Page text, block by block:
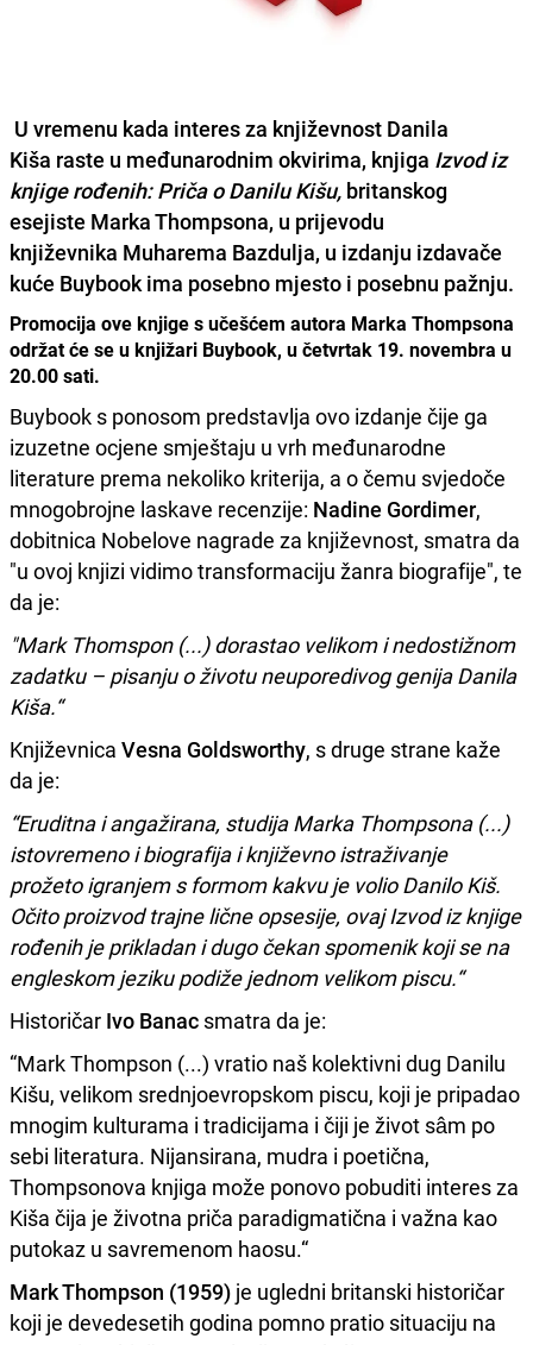
U vremenu kada interes za književnost Danila
Kiša raste u međunarodnim okvirima, knjiga Izvod iz
knjige rođenih: Priča o Danilu Kišu, britanskog
esejiste Marka Thompsona, u prijevodu
književnika Muharema Bazdulja, u izdanju izdavače
kuće Buybook ima posebno mjesto i posebnu pažnju.
Promocija ove knjige s učešćem autora Marka Thompsona
održat će se u knjižari Buybook, u četvrtak 19. novembra u
20.00 sati.
Buybook s ponosom predstavlja ovo izdanje čije ga
izuzetne ocjene smještaju u vrh međunarodne
literature prema nekoliko kriterija, a o čemu svjedoče
mnogobrojne laskave recenzije: Nadine Gordimer,
dobitnica Nobelove nagrade za književnost, smatra da
"u ovoj knjizi vidimo transformaciju žanra biografije", te
da je:
"Mark Thomspon (...) dorastao velikom i nedostižnom
zadatku – pisanju o životu neuporedivog genija Danila
Kiša.“
Književnica Vesna Goldsworthy, s druge strane kaže
da je:
“Eruditna i angažirana, studija Marka Thompsona (...)
istovremeno i biografija i književno istraživanje
prožeto igranjem s formom kakvu je volio Danilo Kiš.
Očito proizvod trajne lične opsesije, ovaj Izvod iz knjige
rođenih je prikladan i dugo čekan spomenik koji se na
engleskom jeziku podiže jednom velikom piscu.“
Historičar Ivo Banac smatra da je:
“Mark Thompson (...) vratio naš kolektivni dug Danilu
Kišu, velikom srednjoevropskom piscu, koji je pripadao
mnogim kulturama i tradicijama i čiji je život sâm po
sebi literatura. Nijansirana, mudra i poetična,
Thompsonova knjiga može ponovo pobuditi interes za
Kiša čija je životna priča paradigmatična i važna kao
putokaz u savremenom haosu.“
Mark Thompson (1959) je ugledni britanski historičar
koji je devedesetih godina pomno pratio situaciju na